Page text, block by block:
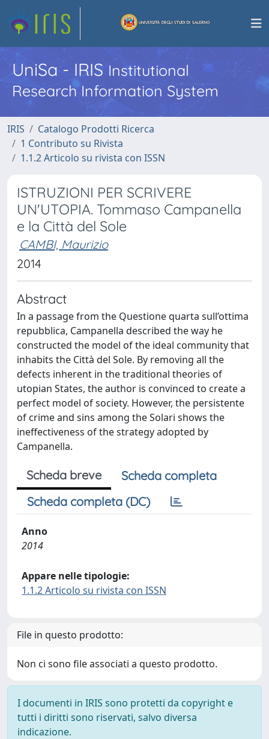
UniSa - IRISInstitutional
Research Information System
IRIS
Catalogo Prodotti Ricerca
1 Contributo su Rivista
1.1.2 Articolo su rivista con ISSN
ISTRUZIONI PER SCRIVERE
UN'UTOPIA. Tommaso Campanella
e la Città del Sole
CAMBI, Maurizio
2014
Abstract
In a passage from the Questione quarta sull’ottima
repubblica, Campanella described the way he
constructed the model of the ideal community that
inhabits the Città del Sole. By removing all the
defects inherent in the traditional theories of
utopian States, the author is convinced to create a
perfect model of society. However, the persistente
of crime and sins among the Solari shows the
ineffectiveness of the strategy adopted by
Campanella.
Scheda breve
Scheda completa
Scheda completa (DC)
Anno
2014
Appare nelle tipologie:
1.1.2 Articolo su rivista con ISSN
File in questo prodotto:
Non ci sono file associati a questo prodotto.
I documenti in IRIS sono protetti da copyright e
tutti i diritti sono riservati, salvo diversa
indicazione.